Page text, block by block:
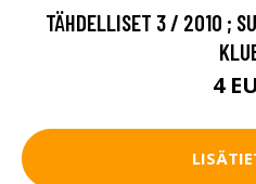
TÄHDELLISET 3 / 2010 ;
4